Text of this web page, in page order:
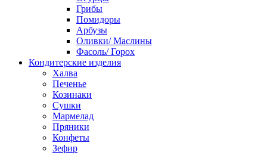
Грибы
Помидоры
Арбузы
Оливки/ Маслины
Фасоль/ Горох
Кондитерские изделия
Халва
Печенье
Козинаки
Сушки
Мармелад
Пряники
Конфеты
Зефир